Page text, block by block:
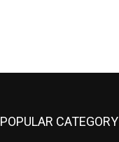
POPULAR CATEGORY